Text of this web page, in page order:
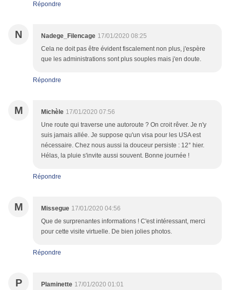
Répondre
N Nadege_Filencage 17/01/2020 08:25
Cela ne doit pas être évident fiscalement non plus, j'espère
que les administrations sont plus souples mais j'en doute.
Répondre
M Michèle 17/01/2020 07:56
Une route qui traverse une autoroute ? On croit rêver. Je n'y
suis jamais allée. Je suppose qu'un visa pour les USA est
nécessaire. Chez nous aussi la douceur persiste : 12° hier.
Hélas, la pluie s'invite aussi souvent. Bonne journée !
Répondre
M Missegue 17/01/2020 04:56
Que de surprenantes informations ! C'est intéressant, merci
pour cette visite virtuelle. De bien jolies photos.
Répondre
P Plaminette 17/01/2020 01:01